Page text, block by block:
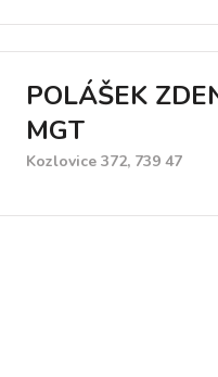
POLÁŠEK
MGT
Kozlovice 372, 739 47